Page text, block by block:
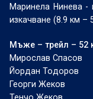
Маринела Нинева -
изкачване (8.9 км –
Мъже – трейл – 52
Мирослав Спасов
Йордан Тодоров
Георги Жеков